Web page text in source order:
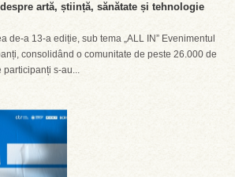
artă, știință, sănătate și tehnologie
de-a 13-a ediție, sub tema „ALL IN” Evenimentul
consolidând o comunitate de peste 26.000 de
s-au...